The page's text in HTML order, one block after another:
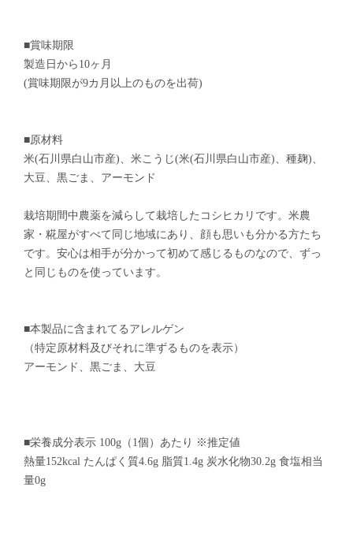
■賞味期限
製造日から10ヶ月
(賞味期限が9カ月以上のものを出荷)
■原材料
米(石川県白山市産)、米こうじ(米(石川県白山市産)、種麹)、
大豆、黒ごま、アーモンド
栽培期間中農薬を減らして栽培したコシヒカリです。米農
家・糀屋がすべて同じ地域にあり、顔も思いも分かる方たち
です。安心は相手が分かって初めて感じるものなので、ずっ
と同じものを使っています。
■本製品に含まれてるアレルゲン
（特定原材料及びそれに準ずるものを表示）
アーモンド、黒ごま、大豆
■栄養成分表示 100g（1個）あたり ※推定値
熱量152kcal たんぱく質4.6g 脂質1.4g 炭水化物30.2g 食塩相当
量0g